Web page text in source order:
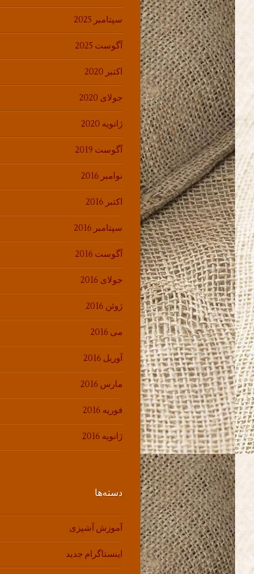
سپتامبر 2025
آگوست 2025
اکتبر 2020
جولای 2020
ژانویه 2020
آگوست 2019
نوامبر 2016
اکتبر 2016
سپتامبر 2016
آگوست 2016
جولای 2016
ژوئن 2016
می 2016
آوریل 2016
مارس 2016
فوریه 2016
ژانویه 2016
دسته‌ها
آموزش آشپزی
اینستاگرام جدید